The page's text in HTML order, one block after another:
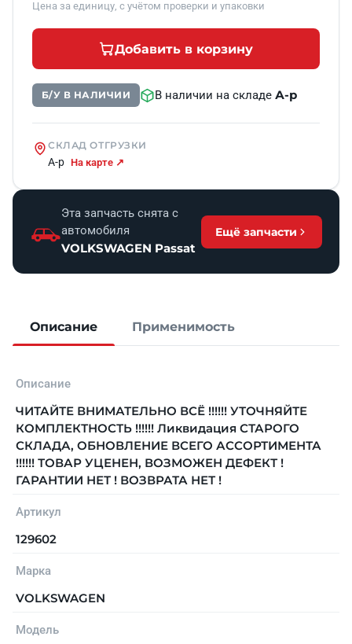
Цена за единицу, с учётом проверки и упаковки
Добавить в корзину
Б/У В НАЛИЧИИ В наличии на складеА-р
СКЛАД ОТГРУЗКИ
А-р На карте ↗
Эта запчасть снята с
автомобиля
VOLKSWAGEN Passat
Ещё запчасти
Описание Применимость
Описание
ЧИТАЙТЕ ВНИМАТЕЛЬНО ВСЁ !!!!!! УТОЧНЯЙТЕ
КОМПЛЕКТНОСТЬ !!!!!! Ликвидация СТАРОГО
СКЛАДА, ОБНОВЛЕНИЕ ВСЕГО АССОРТИМЕНТА
!!!!!! ТОВАР УЦЕНЕН, ВОЗМОЖЕН ДЕФЕКТ !
ГАРАНТИИ НЕТ ! ВОЗВРАТА НЕТ !
Артикул
129602
Марка
VOLKSWAGEN
Модель